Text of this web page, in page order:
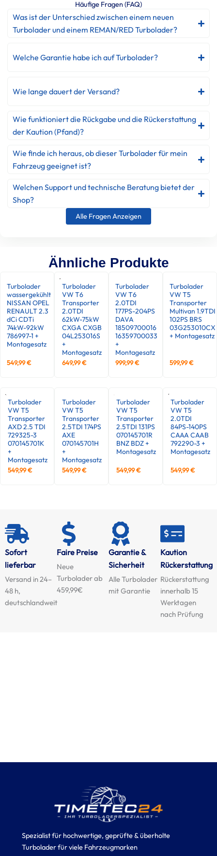
Häufige Fragen (FAQ)
Was ist der Unterschied zwischen einem neuen
Turbolader und einem REMAN/RED Turbolader?
Welche Garantie habe ich auf Turbolader?
Wie lange dauert der Versand?
Wie funktioniert die Rückgabe und die Rückerstattung
der Kaution (Pfand)?
Wie finde ich heraus, ob dieser Turbolader für mein
Fahrzeug geeignet ist?
Welchen Support und technische Beratung bietet der
Shop?
Alle Fragen Anzeigen
Ähnliche Produkte
Turbolader
wassergekühlt
NISSAN OPEL
RENAULT 2.3
dCi CDTi
74kW-92kW
786997-1 +
Montagesatz
549,99€
Turbolader
VW T6
Transporter
2.0TDI
62kW-75kW
CXGA CXGB
04L253016S
+
Montagesatz
649,99€
Turbolader
VW T6
2.0TDI
177PS-204PS
DAVA
18509700016
16359700033
+
Montagesatz
999,99€
Turbolader
VW T5
Transporter
Multivan 1.9TDI
102PS BRS
03G253010CX
+ Montagesatz
599,99€
Turbolader
VW T5
Transporter
AXD 2.5 TDI
729325-3
070145701K
+
Montagesatz
549,99€
Turbolader
VW T5
Transporter
2.5TDI 174PS
AXE
070145701H
+
Montagesatz
549,99€
Turbolader
VW T5
Transporter
2.5TDI 131PS
070145701R
BNZ BDZ +
Montagesatz
549,99€
Turbolader
VW T5
2.0TDI
84PS-140PS
CAAA CAAB
792290-3 +
Montagesatz
549,99€
Sofort
lieferbar
Versand in 24–
48 h,
deutschlandweit
Faire Preise
Neue
Turbolader ab
459,99€
Garantie &
Sicherheit
Alle Turbolader
mit Garantie
Kaution
Rückerstattung
Rückerstattung
innerhalb 15
Werktagen
nach Prüfung
Spezialist für hochwertige, geprüfte & überholte
Turbolader für viele Fahrzeugmarken